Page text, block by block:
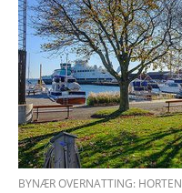
BYNÆR OVERNATTING: HORTEN